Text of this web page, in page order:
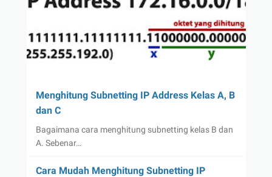
Menghitung Subnetting IP Address Kelas A, B
dan C
Bagaimana cara menghitung subnetting kelas B dan
A. Sebenar…
Cara Mudah Menghitung Subnetting IP